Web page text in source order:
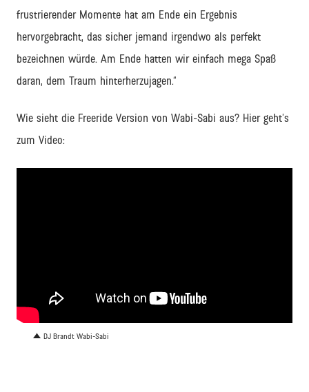
frustrierender Momente hat am Ende ein Ergebnis
hervorgebracht, das sicher jemand irgendwo als perfekt
bezeichnen würde. Am Ende hatten wir einfach mega Spaß
daran, dem Traum hinterherzujagen.“
Wie sieht die Freeride Version von Wabi-Sabi aus? Hier geht’s
zum Video:
DJ Brandt Wabi-Sabi